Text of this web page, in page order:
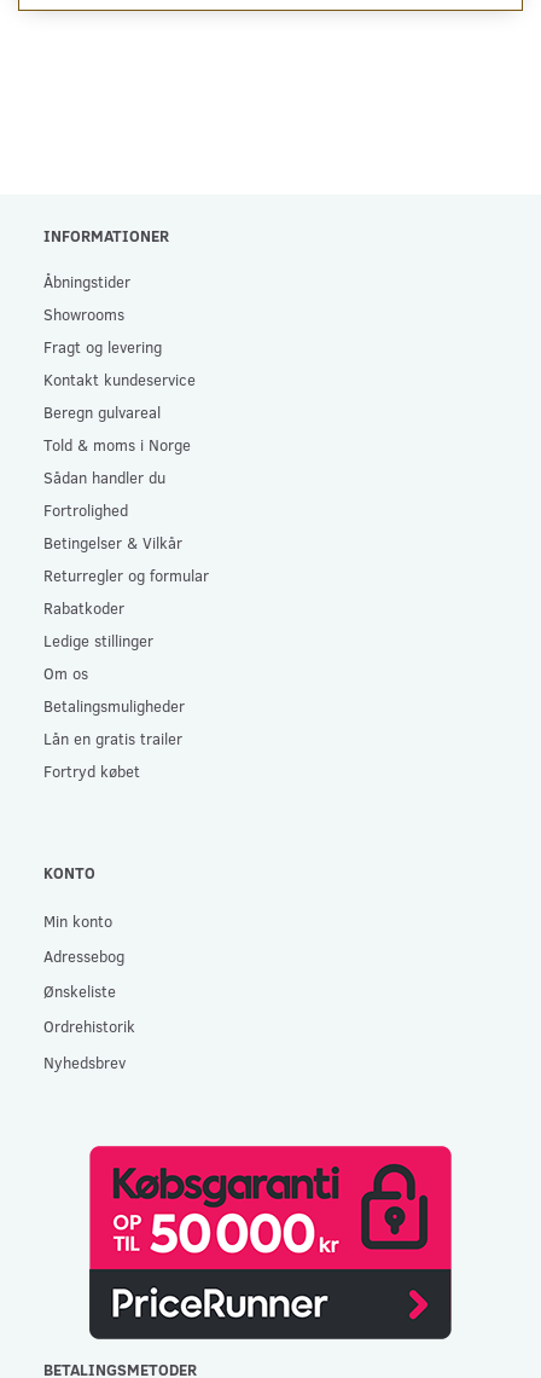
INFORMATIONER
Åbningstider
Showrooms
Fragt og levering
Kontakt kundeservice
Beregn gulvareal
Told & moms i Norge
Sådan handler du
Fortrolighed
Betingelser & Vilkår
Returregler og formular
Rabatkoder
Ledige stillinger
Om os
Betalingsmuligheder
Lån en gratis trailer
Fortryd købet
KONTO
Min konto
Adressebog
Ønskeliste
Ordrehistorik
Nyhedsbrev
BETALINGSMETODER